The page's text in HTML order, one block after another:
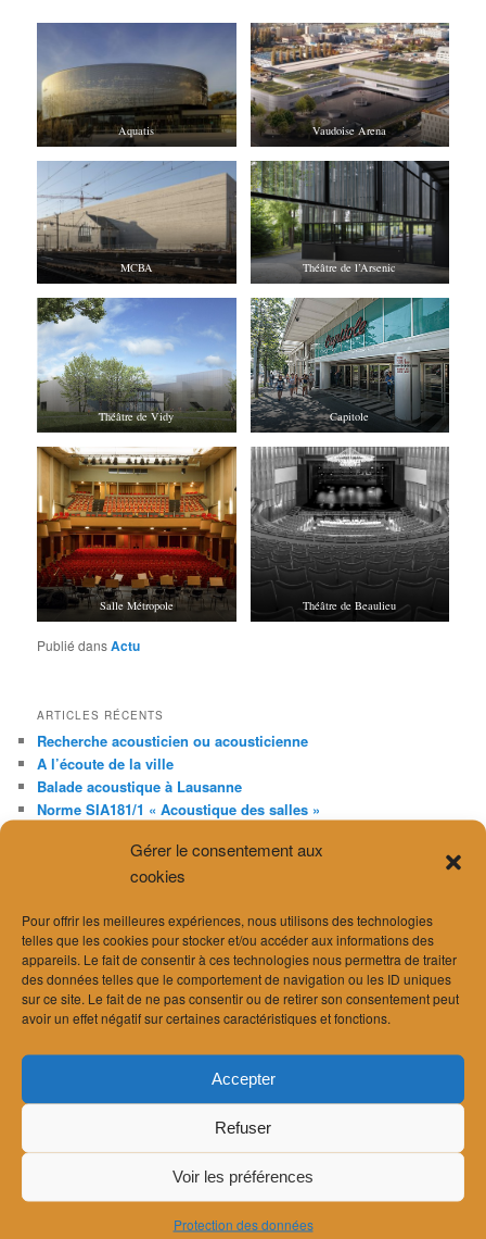
Gérer le consentement aux
cookies
Pour offrir les meilleures expériences, nous utilisons des technologies
telles que les cookies pour stocker et/ou accéder aux informations des
appareils. Le fait de consentir à ces technologies nous permettra de traiter
des données telles que le comportement de navigation ou les ID uniques
sur ce site. Le fait de ne pas consentir ou de retirer son consentement peut
avoir un effet négatif sur certaines caractéristiques et fonctions.
Accepter
Refuser
Voir les préférences
Protection des données
Aquatis Vaudoise Arena
MCBA Théâtre de l’Arsenic
Théâtre de Vidy Capitole
Salle Métropole Théâtre de Beaulieu
Publié dansActu
ARTICLES RÉCENTS
Recherche acousticien ou acousticienne
A l’écoute de la ville
Balade acoustique à Lausanne
Norme SIA181/1 « Acoustique des salles »
mai 2026
avril 2026
mars 2026
février 2026
janvier 2026
décembre 2025
septembre 2024